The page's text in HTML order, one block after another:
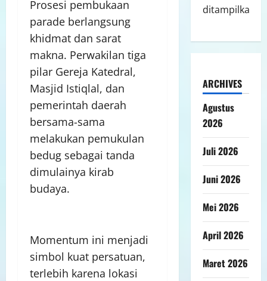
Prosesi pembukaan
parade berlangsung
khidmat dan sarat
makna. Perwakilan tiga
pilar Gereja Katedral,
Masjid Istiqlal, dan
pemerintah daerah
bersama-sama
melakukan pemukulan
bedug sebagai tanda
dimulainya kirab
budaya.
Momentum ini menjadi
simbol kuat persatuan,
terlebih karena lokasi
ditampilkan.
ARCHIVES
Agustus
2026
Juli 2026
Juni 2026
Mei 2026
April 2026
Maret 2026